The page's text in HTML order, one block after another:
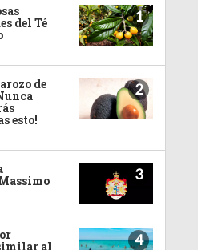
del Té 1
de
esto!
2
3
al 4